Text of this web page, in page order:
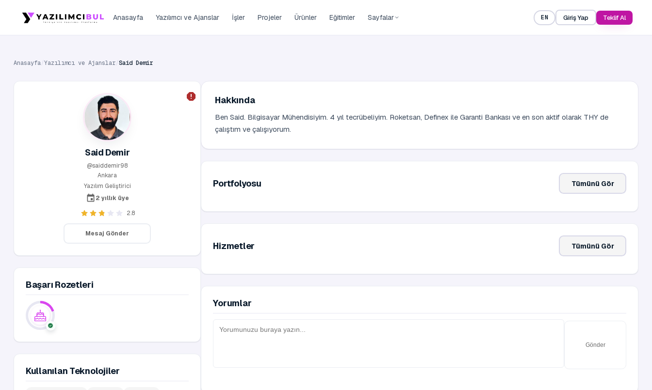
Anasayfa Yazılımcı ve Ajanslar İşler Projeler Ürünler Eğitimler Sayfalar EN Giriş Yap Teklif Al
Anasayfa/Yazılımcı ve Ajanslar/Said Demir
Said Demir
@saiddemir98
Ankara
Yazılım Geliştirici
2 yıllık üye
2.8
Mesaj Gönder
Başarı Rozetleri
Kullanılan Teknolojiler
Hakkında
Ben Said. Bilgisayar Mühendisiyim. 4 yıl tecrübeliyim. Roketsan, Definex ile Garanti Bankası ve en son aktif olarak THY de
çalıştım ve çalışıyorum.
Portfolyosu Tümünü Gör
Hizmetler Tümünü Gör
Yorumlar
Gönder